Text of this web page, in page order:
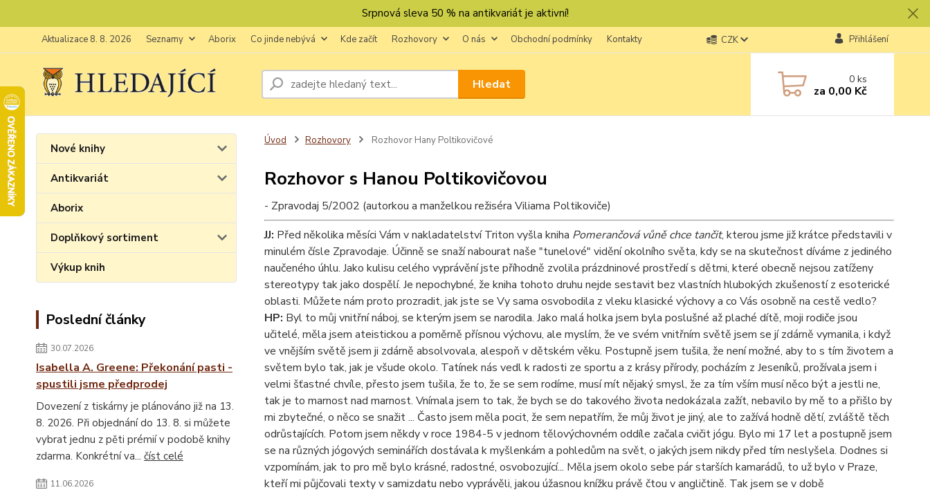
Srpnová sleva 50 % na antikvariát je aktivní!
Aktualizace 8. 8. 2026 Seznamy Aborix Co jinde nebývá Kde začít Rozhovory O nás Obchodní podmínky Kontakty CZK Přihlášení
Hledat 0ks
za 0,00 Kč
Nové knihy
Antikvariát
Aborix
Doplňkový sortiment
Výkup knih
Poslední články
30.07.2026
Isabella A. Greene: Překonání pasti -
spustili jsme předprodej
Dovezení z tiskárny je plánováno již na 13.
8. 2026. Při objednání do 13. 8. si můžete
vybrat jednu z pěti prémií v podobě knihy
zdarma. Konkrétní va... číst celé
11.06.2026
Úvod Rozhovory Rozhovor Hany Poltikovičové
Rozhovor s Hanou Poltikovičovou
- Zpravodaj 5/2002 (autorkou a manželkou režiséra Viliama Poltikoviče)
JJ: Před několika měsíci Vám v nakladatelství Triton vyšla kniha Pomerančová vůně chce tančit, kterou jsme již krátce představili v
minulém čísle Zpravodaje. Účinně se snaží nabourat naše "tunelové" vidění okolního světa, kdy se na skutečnost díváme z jediného
naučeného úhlu. Jako kulisu celého vyprávění jste příhodně zvolila prázdninové prostředí s dětmi, které obecně nejsou zatíženy
stereotypy tak jako dospělí. Je nepochybné, že kniha tohoto druhu nejde sestavit bez vlastních hlubokých zkušeností z esoterické
oblasti. Můžete nám proto prozradit, jak jste se Vy sama osvobodila z vleku klasické výchovy a co Vás osobně na cestě vedlo?
HP: Byl to můj vnitřní náboj, se kterým jsem se narodila. Jako malá holka jsem byla poslušné až plaché dítě, moji rodiče jsou
učitelé, měla jsem ateistickou a poměrně přísnou výchovu, ale myslím, že ve svém vnitřním světě jsem se jí zdárně vymanila, i když
ve vnějším světě jsem ji zdárně absolvovala, alespoň v dětském věku. Postupně jsem tušila, že není možné, aby to s tím životem a
světem bylo tak, jak je všude okolo. Tatínek nás vedl k radosti ze sportu a z krásy přírody, pocházím z Jeseníků, prožívala jsem i
velmi šťastné chvíle, přesto jsem tušila, že to, že se sem rodíme, musí mít nějaký smysl, že za tím vším musí něco být a jestli ne,
tak je to marnost nad marnost. Vnímala jsem to tak, že bych se do takového života nedokázala zažít, nebavilo by mě to a přišlo by
mi zbytečné, o něco se snažit ... Často jsem měla pocit, že sem nepatřím, že můj život je jiný, ale to zažívá hodně dětí, zvláště těch
odrůstajících. Potom jsem někdy v roce 1984-5 v jednom tělovýchovném oddíle začala cvičit jógu. Bylo mi 17 let a postupně jsem
se na různých jógových seminářích dostávala k myšlenkám a pohledům na svět, o jakých jsem nikdy před tím neslyšela. Dodnes si
vzpomínám, jak to pro mě bylo krásné, radostné, osvobozující... Měla jsem okolo sebe pár starších kamarádů, to už bylo v Praze,
kteří mi půjčovali texty v samizdatu nebo vyprávěli, jakou úžasnou knížku právě čtou v angličtině. Tak jsem se v době